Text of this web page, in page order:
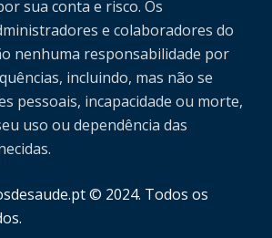
sua conta e risco. Os
e colaboradores do
nenhuma responsabilidade por
incluindo, mas não se
pessoais, incapacidade ou morte,
uso ou dependência das
© 2024. Todos os